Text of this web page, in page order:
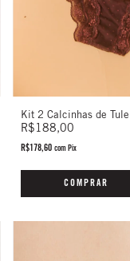
Kit 2 Calcinhas de
R$188,00
R$178,60com Pix
COMPRAR